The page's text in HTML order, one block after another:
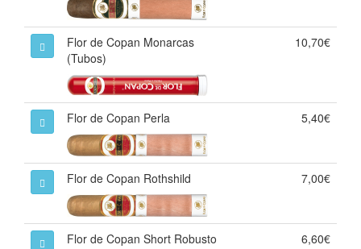
Flor de Copan Monarcas
(Tubos)
10,70€
Flor de Copan Perla 5,40€
Flor de Copan Rothshild 7,00€
Flor de Copan Short Robusto 6,60€